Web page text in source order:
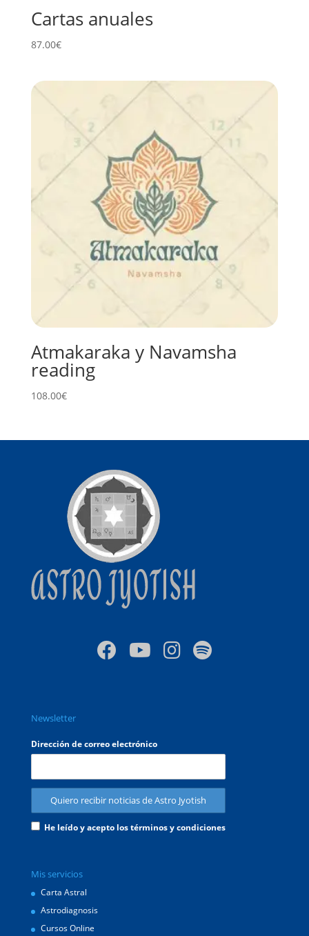
Cartas anuales
87.00€
Atmakaraka y Navamsha
reading
108.00€
Newsletter
Dirección de correo electrónico
He leído y acepto los términos y condiciones
Mis servicios
Carta Astral
Astrodiagnosis
Cursos Online